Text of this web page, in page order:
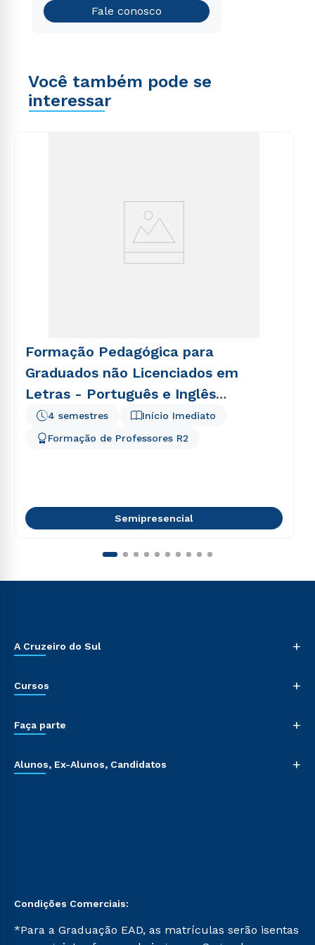
Teste vocacional
Fale conosco
Você também pode se
interessar
Formação Pedagógica para
Graduados não Licenciados em
Letras - Português e Inglês
(Semipresencial)Início Imediato
4 semestres
Formação de Professores R2
Semipresencial
A Cruzeiro do Sul +
Cursos +
Faça parte +
Alunos, Ex-Alunos, Candidatos +
Condições Comerciais:
*Para a Graduação EAD, as matrículas serão isentas